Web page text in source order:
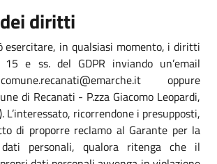
diritti
esercitare, in qualsiasi momento, i diritti
15 e ss. del GDPR inviando un’email
oppure
di Recanati - P.zza Giacomo Leopardi,
L’interessato, ricorrendone i presupposti,
di proporre reclamo al Garante per la
personali, qualora ritenga che il